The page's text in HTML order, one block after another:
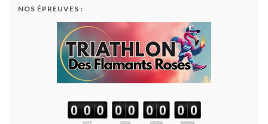
NOS ÉPREUVES :